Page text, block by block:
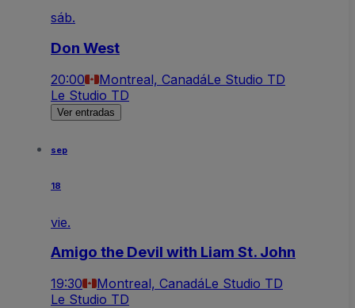
sáb.
Don West
20:00 Montreal, CanadáLe Studio TD
Le Studio TD
Ver entradas
sep
18
vie.
Amigo the Devil with Liam St. John
19:30 Montreal, CanadáLe Studio TD
Le Studio TD